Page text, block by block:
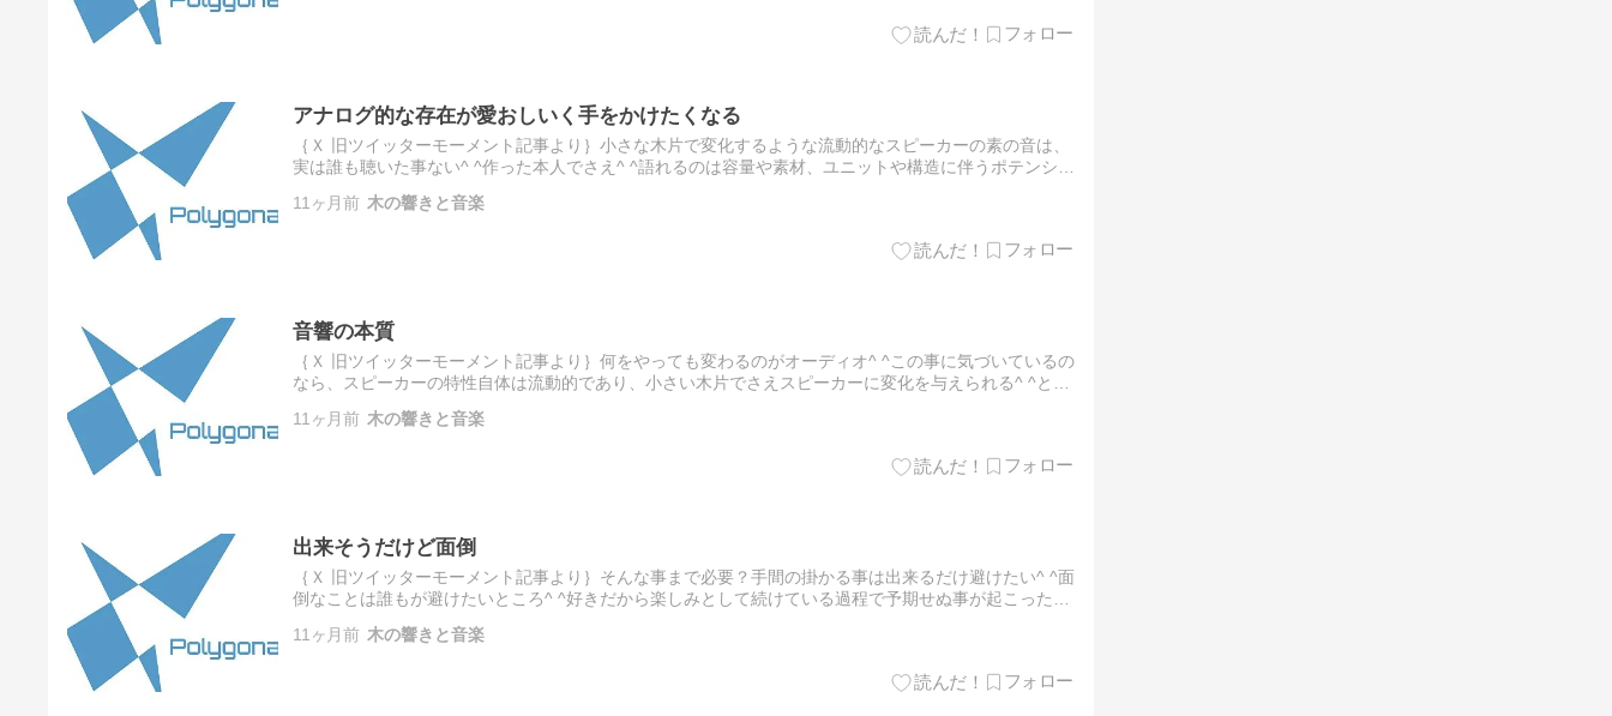
アナログ的な存在が愛おしいく手をかけたくなる
｛Ｘ 旧ツイッターモーメント記事より｝小さな木片で変化するような流動的なスピーカーの素の音は、
実は誰も聴いた事ない^ ^作った本人でさえ^ ^語れるのは容量や素材、ユニットや構造に伴うポテンシャ
11ヶ月前 木の響きと音楽
音響の本質
｛Ｘ 旧ツイッターモーメント記事より｝何をやっても変わるのがオーディオ^ ^この事に気づいているの
なら、スピーカーの特性自体は流動的であり、小さい木片でさえスピーカーに変化を与えられる^ ^とす
11ヶ月前 木の響きと音楽
出来そうだけど面倒
｛Ｘ 旧ツイッターモーメント記事より｝そんな事まで必要？手間の掛かる事は出来るだけ避けたい^ ^面
倒なことは誰もが避けたいところ^ ^好きだから楽しみとして続けている過程で予期せぬ事が起こったり
11ヶ月前 木の響きと音楽